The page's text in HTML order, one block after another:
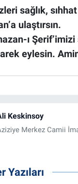
sağlık,
ulaştırsın.
ı
eylesin.
Keskinsoy
Merkez Camii
Yazıları